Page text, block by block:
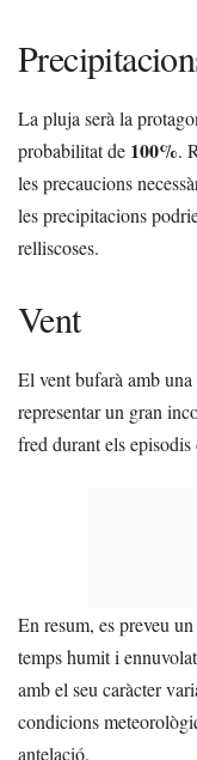
La pluja serà la
probabilitat de 100%.
les precaucions
les precipitacions
relliscoses.
Vent
El vent bufarà amb
representar un gran
fred durant els episodis
En resum, es preveu
temps humit i
amb el seu caràcter
condicions
antelació.